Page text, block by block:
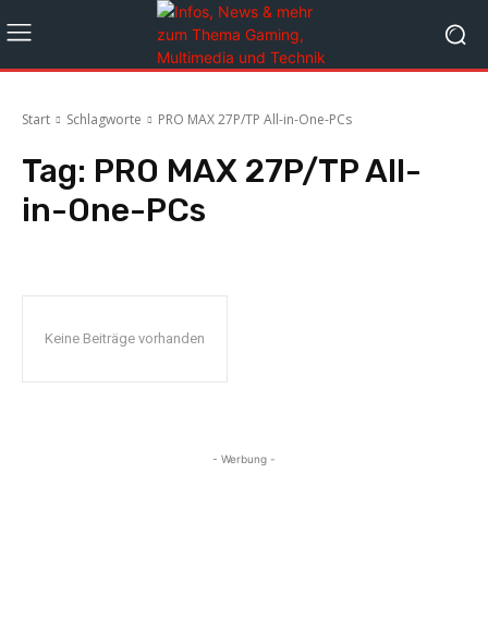
Start Schlagworte PRO MAX 27P/TP All-in-One-PCs
Tag: PRO MAX 27P/TP All-
in-One-PCs
Keine Beiträge vorhanden
- Werbung -